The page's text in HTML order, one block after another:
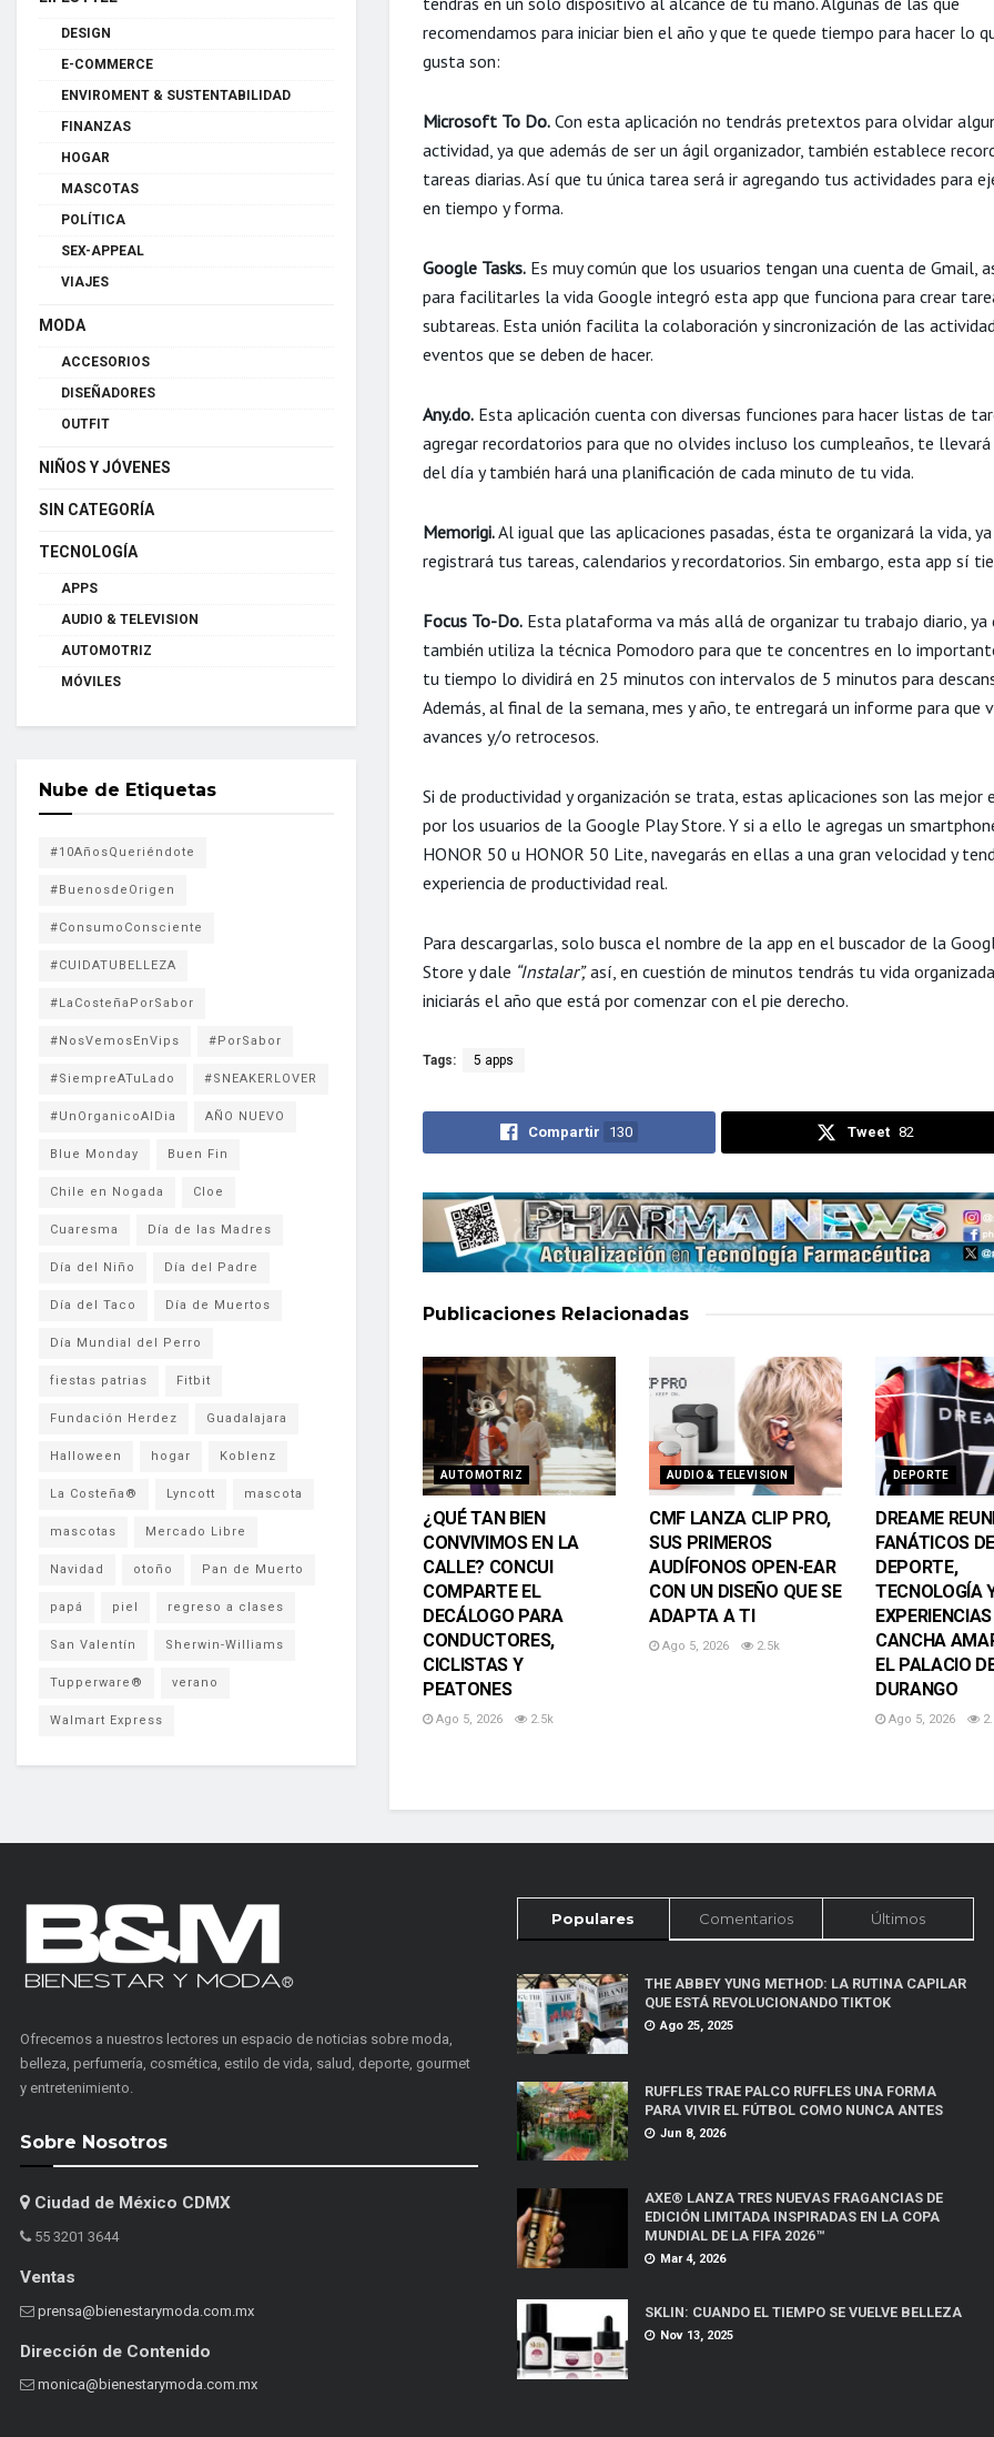
recomendamos para iniciar bien el año y que te quede tiempo para hacer lo
gusta son:
Microsoft To Do. Con esta aplicación no tendrás pretextos para olvidar
actividad, ya que además de ser un ágil organizador, también establece
tareas diarias. Así que tu única tarea será ir agregando tus actividades para
en tiempo y forma.
Google Tasks. Es muy común que los usuarios tengan una cuenta de Gmail,
para facilitarles la vida Google integró esta app que funciona para crear
subtareas. Esta unión facilita la colaboración y sincronización de las
eventos que se deben de hacer.
Any.do. Esta aplicación cuenta con diversas funciones para hacer listas de
agregar recordatorios para que no olvides incluso los cumpleaños, te
del día y también hará una planificación de cada minuto de tu vida.
Memorigi.Al igual que las aplicaciones pasadas, ésta te organizará la vida,
registrará tus tareas, calendarios y recordatorios. Sin embargo, esta app sí
Focus To-Do. Esta plataforma va más allá de organizar tu trabajo diario, ya
también utiliza la técnica Pomodoro para que te concentres en lo
tu tiempo lo dividirá en 25 minutos con intervalos de 5 minutos para
Además, al final de la semana, mes y año, te entregará un informe para que
avances y/o retrocesos.
Si de productividad y organización se trata, estas aplicaciones son las mejor
por los usuarios de la Google Play Store. Y si a ello le agregas un
HONOR 50 u HONOR 50 Lite, navegarás en ellas a una gran velocidad y
experiencia de productividad real.
Para descargarlas, solo busca el nombre de la app en el buscador de la
Store y dale “Instalar”,así, en cuestión de minutos tendrás tu vida
iniciarás el año que está por comenzar con el pie derecho.
Tags: 5 apps
Compartir 130 Tweet 82
Publicaciones Relacionadas
AUTOMOTRIZ
¿QUÉ TAN BIEN
CONVIVIMOS EN LA
CALLE? CONCUI
COMPARTE EL
DECÁLOGO PARA
CONDUCTORES,
CICLISTAS Y
PEATONES
Ago 5, 2026 2.5k
AUDIO & TELEVISION
CMF LANZA CLIP PRO,
SUS PRIMEROS
AUDÍFONOS OPEN-EAR
CON UN DISEÑO QUE SE
ADAPTA A TI
Ago 5, 2026 2.5k
DEPORTE
DREAME
FANÁTICOS
DEPORTE,
TECNOLOGÍA
CANCHA
EL PALACIO
DURANGO
Ago 5, 2026
DESIGN
E-COMMERCE
ENVIROMENT & SUSTENTABILIDAD
FINANZAS
HOGAR
MASCOTAS
POLÍTICA
SEX-APPEAL
VIAJES
MODA
ACCESORIOS
DISEÑADORES
OUTFIT
NIÑOS Y JÓVENES
SIN CATEGORÍA
TECNOLOGÍA
APPS
AUDIO & TELEVISION
AUTOMOTRIZ
MÓVILES
Nube de Etiquetas
#10AñosQueriéndote
#BuenosdeOrigen
#ConsumoConsciente
#CUIDATUBELLEZA
#LaCosteñaPorSabor
#NosVemosEnVips #PorSabor
#SiempreATuLado #SNEAKERLOVER
#UnOrganicoAlDia AÑO NUEVO
Blue Monday Buen Fin
Chile en Nogada Cloe
Cuaresma Día de las Madres
Día del Niño Día del Padre
Día del Taco Día de Muertos
Día Mundial del Perro
fiestas patrias Fitbit
Fundación Herdez Guadalajara
Halloween hogar Koblenz
La Costeña® Lyncott mascota
mascotas Mercado Libre
Navidad otoño Pan de Muerto
papá piel regreso a clases
San Valentín Sherwin-Williams
Tupperware® verano
Walmart Express
Ofrecemos a nuestros lectores un espacio de noticias sobre moda,
belleza, perfumería, cosmética, estilo de vida, salud, deporte, gourmet
y entretenimiento.
Sobre Nosotros
Ciudad de México CDMX
55 3201 3644
Ventas
prensa@bienestarymoda.com.mx
Dirección de Contenido
monica@bienestarymoda.com.mx
Populares Comentarios Últimos
THE ABBEY YUNG METHOD: LA RUTINA CAPILAR
QUE ESTÁ REVOLUCIONANDO TIKTOK
Ago 25, 2025
RUFFLES TRAE PALCO RUFFLES UNA FORMA
PARA VIVIR EL FÚTBOL COMO NUNCA ANTES
Jun 8, 2026
AXE® LANZA TRES NUEVAS FRAGANCIAS DE
EDICIÓN LIMITADA INSPIRADAS EN LA COPA
MUNDIAL DE LA FIFA 2026™
Mar 4, 2026
SKLIN: CUANDO EL TIEMPO SE VUELVE BELLEZA
Nov 13, 2025